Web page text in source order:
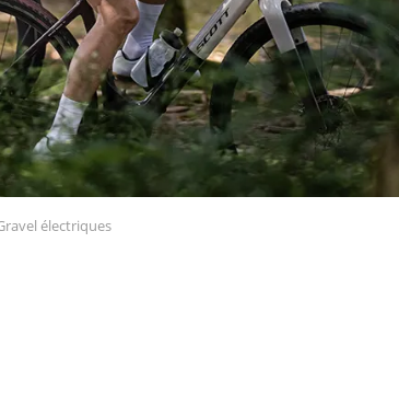
électriques